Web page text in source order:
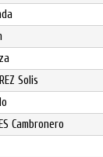
Solis
Cambronero